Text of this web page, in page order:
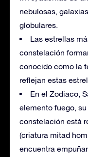
nebulosas,
globulares.
Las estrellas
constelación
conocido como la
reflejan estas
En el Zodiaco,
elemento fuego,
constelación está
(criatura mitad
encuentra